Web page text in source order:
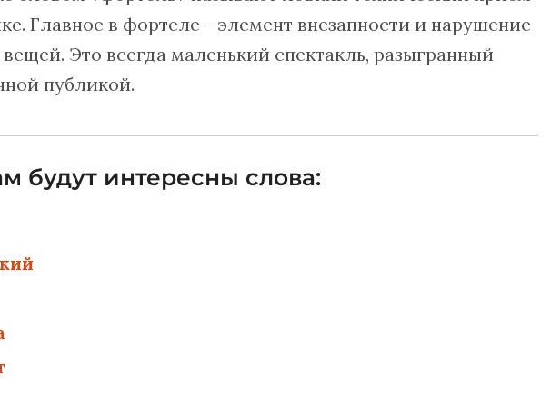
Главное в фортеле - элемент внезапности и нарушение
Это всегда маленький спектакль, разыгранный
публикой.
будут интересны слова: